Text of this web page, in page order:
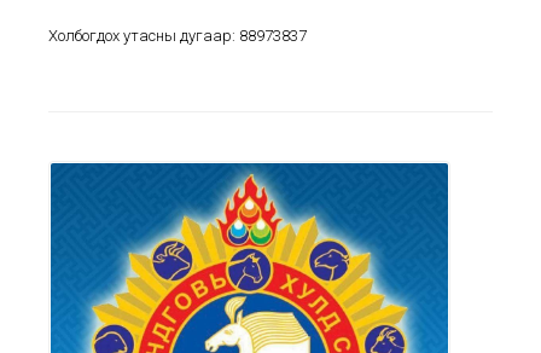
Холбогдох утасны дугаар: 88973837